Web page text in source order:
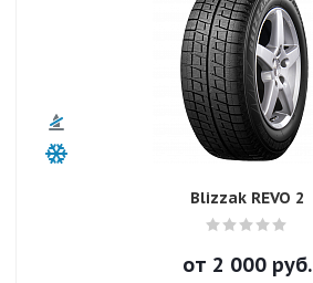
Blizzak REVO 2
от 2 000руб.